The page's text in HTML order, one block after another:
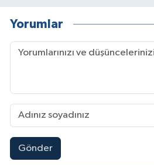
Yorumlar
Gönder